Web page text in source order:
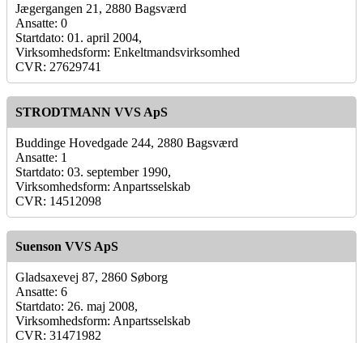
Jægergangen 21, 2880 Bagsværd
Ansatte: 0
Startdato: 01. april 2004,
Virksomhedsform: Enkeltmandsvirksomhed
CVR: 27629741
STRODTMANN VVS ApS
Buddinge Hovedgade 244, 2880 Bagsværd
Ansatte: 1
Startdato: 03. september 1990,
Virksomhedsform: Anpartsselskab
CVR: 14512098
Suenson VVS ApS
Gladsaxevej 87, 2860 Søborg
Ansatte: 6
Startdato: 26. maj 2008,
Virksomhedsform: Anpartsselskab
CVR: 31471982